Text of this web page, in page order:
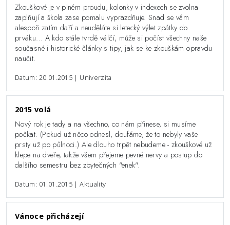
Zkouškové je v plném proudu, kolonky v indexech se zvolna
zaplňují a škola zase pomalu vyprazdňuje. Snad se vám
alespoň zatím daří a neuděláte si letecký výlet zpátky do
prváku... A kdo stále tvrdě válčí, může si počíst všechny naše
současné i historické články s tipy, jak se ke zkouškám opravdu
naučit.
Datum: 20.01.2015 | Univerzita
2015 volá
Nový rok je tady a na všechno, co nám přinese, si musíme
počkat. (Pokud už něco odnesl, doufáme, že to nebyly vaše
prsty už po půlnoci.) Ale dlouho trpět nebudeme - zkouškové už
klepe na dveře, takže všem přejeme pevné nervy a postup do
dalšího semestru bez zbytečných "enek".
Datum: 01.01.2015 | Aktuality
Vánoce přicházejí